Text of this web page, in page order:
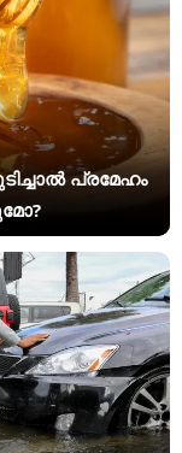
പ്രമേഹം